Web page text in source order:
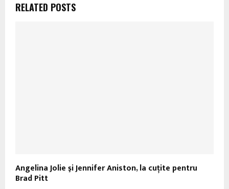
RELATED POSTS
Angelina Jolie şi Jennifer Aniston, la cuţite pentru
Brad Pitt